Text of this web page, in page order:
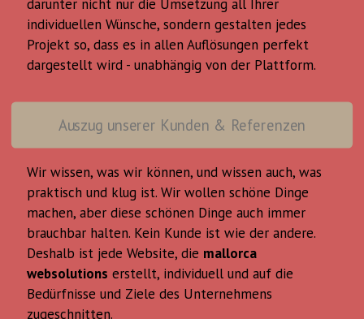
darunter nicht nur die Umsetzung all Ihrer
individuellen Wünsche, sondern gestalten jedes
Projekt so, dass es in allen Auflösungen perfekt
dargestellt wird - unabhängig von der Plattform.
Auszug unserer Kunden & Referenzen
Wir wissen, was wir können, und wissen auch, was
praktisch und klug ist. Wir wollen schöne Dinge
machen, aber diese schönen Dinge auch immer
brauchbar halten. Kein Kunde ist wie der andere.
Deshalb ist jede Website, die mallorca
websolutions erstellt, individuell und auf die
Bedürfnisse und Ziele des Unternehmens
zugeschnitten.